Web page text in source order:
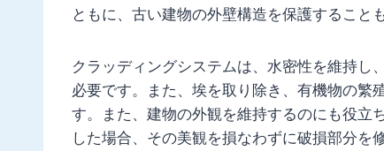
ともに、古い建物の外壁構造を保護すること
クラッディングシステムは、水密性を維持し
必要です。また、埃を取り除き、有機物の繁
す。また、建物の外観を維持するのにも役立
した場合、その美観を損なわずに破損部分を